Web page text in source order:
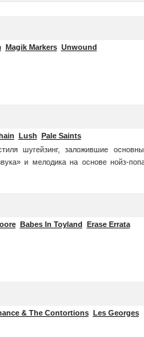
Magik Markers Unwound
Lush Pale Saints
шугейзинг, заложившие
и мелодика на основе нойз-
Babes In Toyland Erase Errata
& The Contortions Les Georges